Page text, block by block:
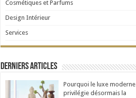
Cosmétiques et Parfums
Design Intérieur
Services
Derniers articles
Pourquoi le luxe moderne
privilégie désormais la